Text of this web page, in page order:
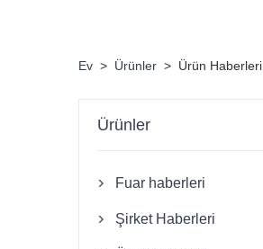
Ev > Ürünler > Ürün Haberleri
Ürünler
 Fuar haberleri
 Şirket Haberleri